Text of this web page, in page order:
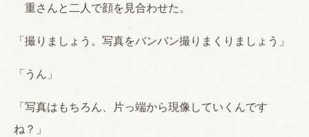
重さんと二人で顔を見合わせた。
「撮りましょう。写真をバンバン撮りまくりましょう」
「うん」
「写真はもちろん、片っ端から現像していくんです
ね？」